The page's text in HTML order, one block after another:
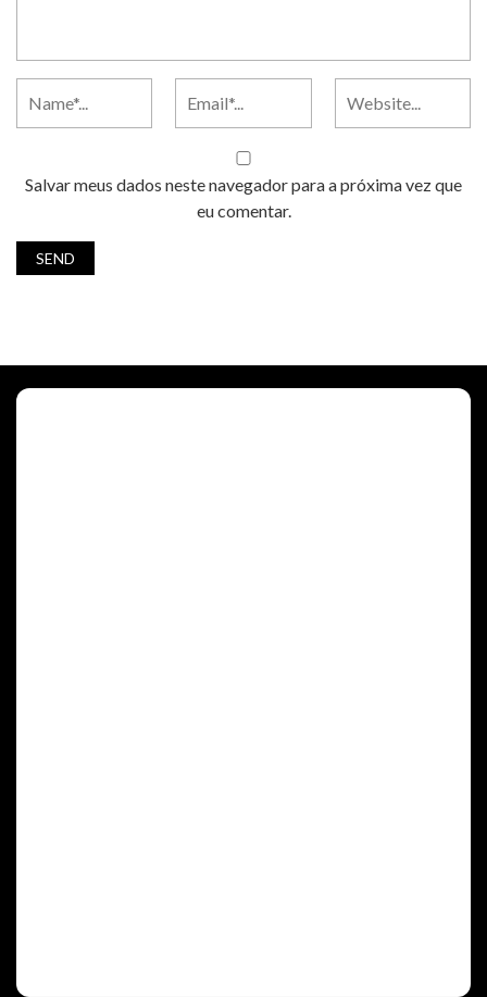
Salvar meus dados neste navegador para a próxima vez que
eu comentar.